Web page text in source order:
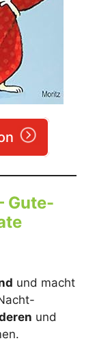
Gute-
und macht
und